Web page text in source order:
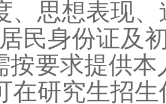
、思想表现
民身份证及
按要求提供
在研究生招